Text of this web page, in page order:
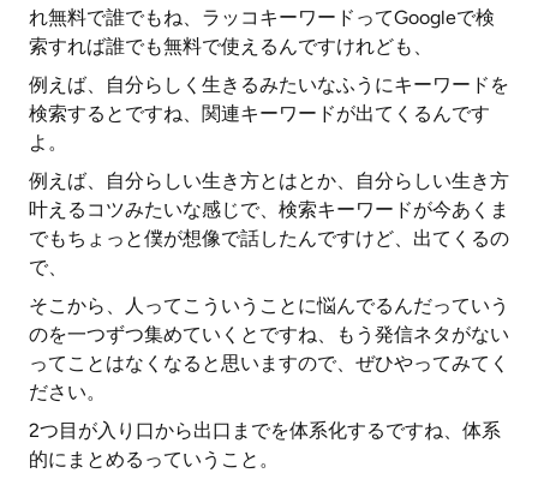
れ無料で誰でもね、ラッコキーワードってGoogleで検
索すれば誰でも無料で使えるんですけれども、
例えば、自分らしく生きるみたいなふうにキーワードを
検索するとですね、関連キーワードが出てくるんです
よ。
例えば、自分らしい生き方とはとか、自分らしい生き方
叶えるコツみたいな感じで、検索キーワードが今あくま
でもちょっと僕が想像で話したんですけど、出てくるの
で、
そこから、人ってこういうことに悩んでるんだっていう
のを一つずつ集めていくとですね、もう発信ネタがない
ってことはなくなると思いますので、ぜひやってみてく
ださい。
2つ目が入り口から出口までを体系化するですね、体系
的にまとめるっていうこと。